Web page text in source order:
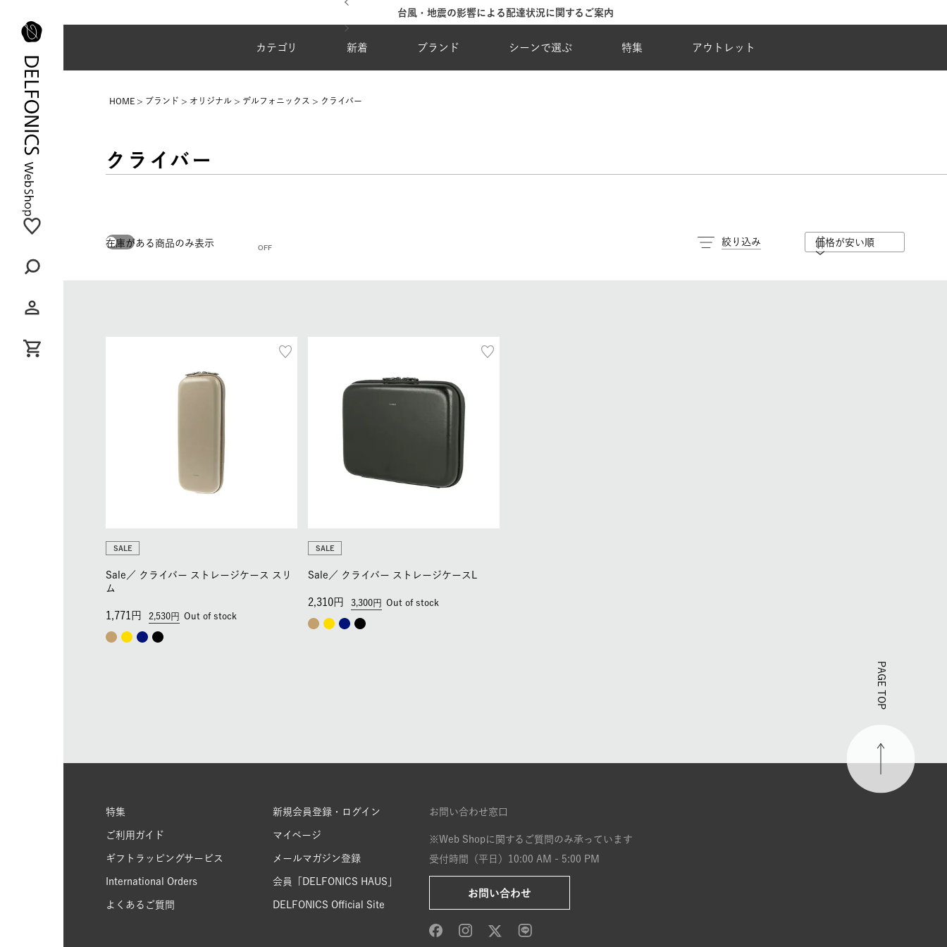
台風・地震の影響による配達状況に関するご案内
カテゴリ 新着 ブランド シーンで選ぶ 特集 アウトレット
HOME ブランド オリジナル デルフォニックス クライバー
クライバー
在庫がある商品のみ表示 絞り込み 価格が安い順
SALE
Sale／ クライバー ストレージケース スリ
ム
2,530
1,771 Out of stock
SALE
Sale／ クライバー ストレージケースL
3,300
2,310 Out of stock
PAGE TOP
特集
ご利用ガイド
ギフトラッピングサービス
International Orders
よくあるご質問
新規会員登録・ログイン
マイページ
メールマガジン登録
会員「DELFONICS HAUS」
DELFONICS Official Site
お問い合わせ窓口
※Web Shopに関するご質問のみ承っています
受付時間（平日）10:00 AM - 5:00 PM
お問い合わせ